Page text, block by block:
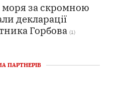
моря за скромною
декларації
Горбова (1)
ПАРТНЕРІВ